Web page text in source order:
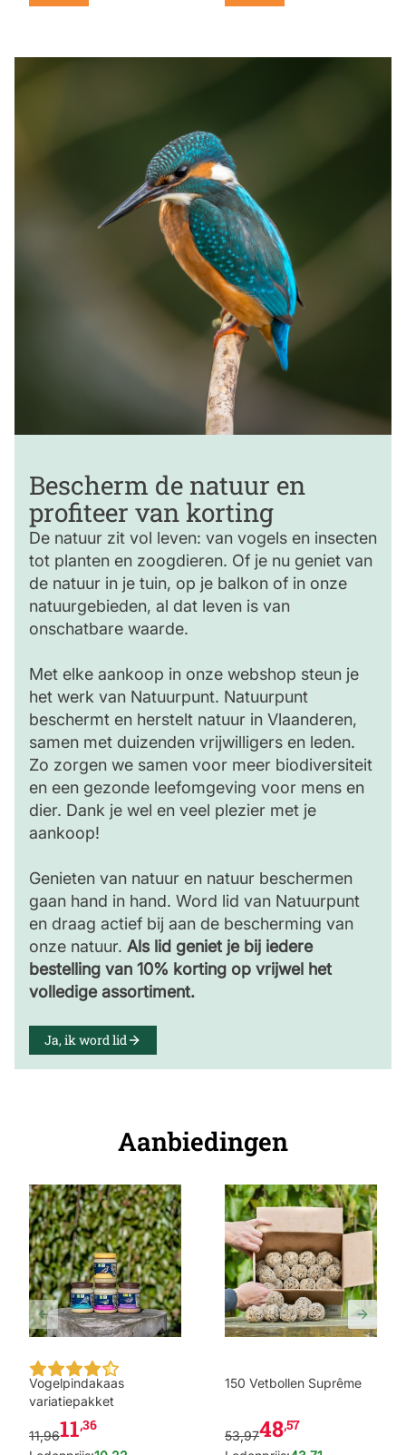
Bescherm de natuur en
profiteer van korting
De natuur zit vol leven: van vogels en insecten
tot planten en zoogdieren. Of je nu geniet van
de natuur in je tuin, op je balkon of in onze
natuurgebieden, al dat leven is van
onschatbare waarde.
Met elke aankoop in onze webshop steun je
het werk van Natuurpunt. Natuurpunt
beschermt en herstelt natuur in Vlaanderen,
samen met duizenden vrijwilligers en leden.
Zo zorgen we samen voor meer biodiversiteit
en een gezonde leefomgeving voor mens en
dier. Dank je wel en veel plezier met je
aankoop!
Genieten van natuur en natuur beschermen
gaan hand in hand. Word lid van Natuurpunt
en draag actief bij aan de bescherming van
onze natuur. Als lid geniet je bij iedere
bestelling van 10% korting op vrijwel het
volledige assortiment.
Ja, ik word lid
Aanbiedingen
Vogelpindakaas
variatiepakket
The price depends on the options chosen on the
11,9611,36
150 Vetbollen Suprême
53,9748,57